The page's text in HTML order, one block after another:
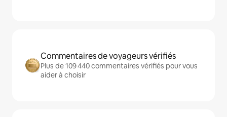
Commentaires de voyageurs vérifiés
Plus de 109 440 commentaires vérifiés pour vous
aider à choisir